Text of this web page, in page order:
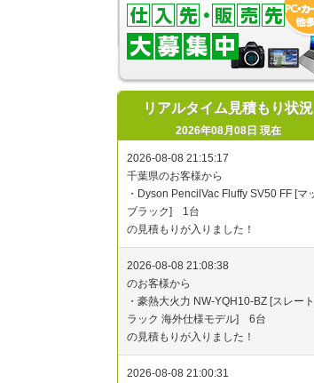
リアルタイム見積もり状況
2026年08月08日 現在